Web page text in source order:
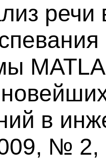
речи
в
№ 2,